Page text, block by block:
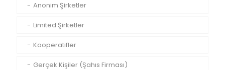
Anonim Şirketler
Limited Şirketler
Kooperatifler
Gerçek Kişiler (Şahıs Firması)